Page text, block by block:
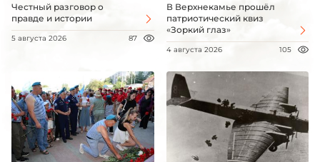
Честный разговор о
правде и истории
5 августа 2026 87
В Верхнекамье прошёл
патриотический квиз
«Зоркий глаз»
4 августа 2026 105